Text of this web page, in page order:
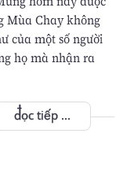
Mùa Chay không
của một số người
họ mà nhận ra
đọc tiếp ...